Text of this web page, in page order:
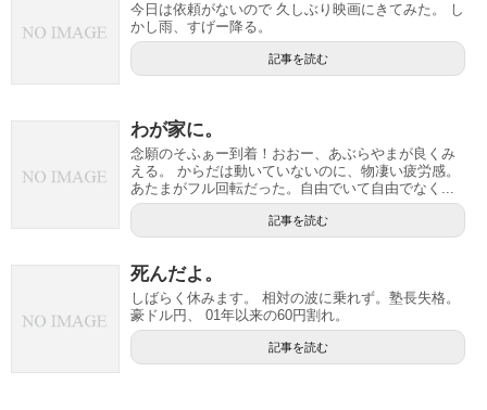
今日は依頼がないので 久しぶり映画にきてみた。 し
かし雨、すげー降る。
記事を読む
わが家に。
念願のそふぁー到着！おおー、あぶらやまが良くみ
える。 からだは動いていないのに、物凄い疲労感。
あたまがフル回転だった。自由でいて自由でなく...
記事を読む
死んだよ。
しばらく休みます。 相対の波に乗れず。塾長失格。
豪ドル円、 01年以来の60円割れ。
記事を読む